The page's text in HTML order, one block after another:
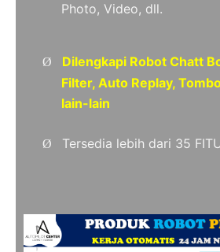
Photo, Video, dll.
Ø
Dilengkapi Robot Chatt
Filter, Auto Replay,
lain-lain
Ø Tersedia lebih dari 35